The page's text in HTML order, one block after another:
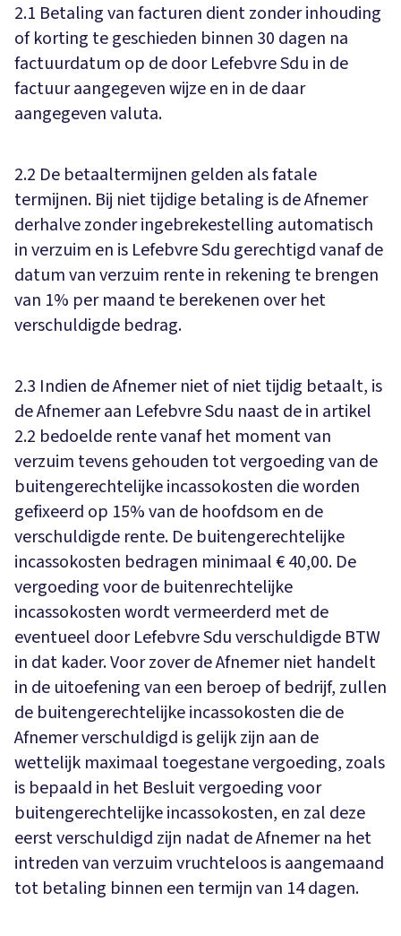
2.1 Betaling van facturen dient zonder inhouding
of korting te geschieden binnen 30 dagen na
factuurdatum op de door Lefebvre Sdu in de
factuur aangegeven wijze en in de daar
aangegeven valuta.
2.2 De betaaltermijnen gelden als fatale
termijnen. Bij niet tijdige betaling is de Afnemer
derhalve zonder ingebrekestelling automatisch
in verzuim en is Lefebvre Sdu gerechtigd vanaf de
datum van verzuim rente in rekening te brengen
van 1% per maand te berekenen over het
verschuldigde bedrag.
2.3 Indien de Afnemer niet of niet tijdig betaalt, is
de Afnemer aan Lefebvre Sdu naast de in artikel
2.2 bedoelde rente vanaf het moment van
verzuim tevens gehouden tot vergoeding van de
buitengerechtelijke incassokosten die worden
gefixeerd op 15% van de hoofdsom en de
verschuldigde rente. De buitengerechtelijke
incassokosten bedragen minimaal € 40,00. De
vergoeding voor de buitenrechtelijke
incassokosten wordt vermeerderd met de
eventueel door Lefebvre Sdu verschuldigde BTW
in dat kader. Voor zover de Afnemer niet handelt
in de uitoefening van een beroep of bedrijf, zullen
de buitengerechtelijke incassokosten die de
Afnemer verschuldigd is gelijk zijn aan de
wettelijk maximaal toegestane vergoeding, zoals
is bepaald in het Besluit vergoeding voor
buitengerechtelijke incassokosten, en zal deze
eerst verschuldigd zijn nadat de Afnemer na het
intreden van verzuim vruchteloos is aangemaand
tot betaling binnen een termijn van 14 dagen.